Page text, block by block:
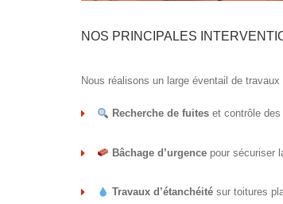
NOS PRINCIPALES
Nous réalisons un large éventail de
Recherche de fuiteset contrôle des
Bâchage d’urgencepour sécuriser
Travaux d’étanchéitésur toitures